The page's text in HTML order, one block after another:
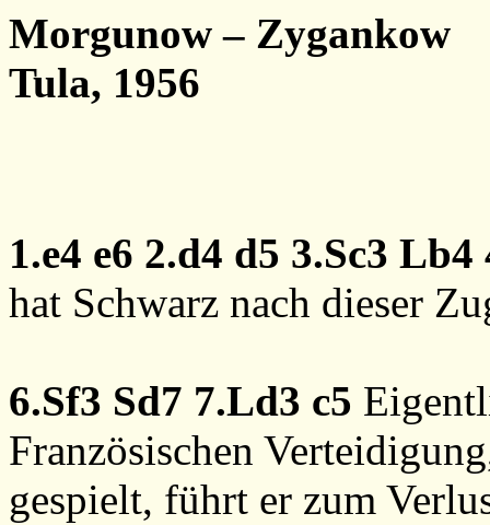
Morgunow – Zygankow
Tula, 1956
1.e4 e6 2.d4 d5 3.Sc3 Lb4
hat Schwarz nach dieser
6.Sf3 Sd7 7.Ld3 c5
Französischen
gespielt, führt er zum